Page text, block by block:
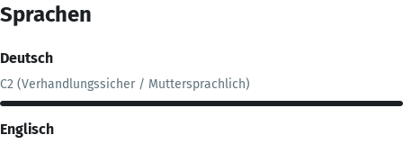
Sprachen
Deutsch
C2 (Verhandlungssicher / Muttersprachlich)
Englisch